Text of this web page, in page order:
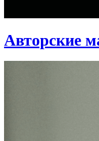
Авторские